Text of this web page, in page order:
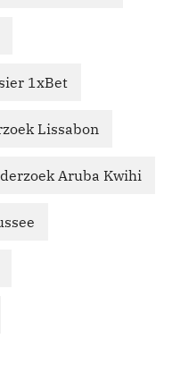
1xBet
Lissabon
Aruba Kwihi